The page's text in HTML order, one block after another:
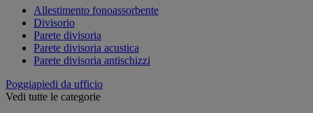
Allestimento fonoassorbente
Divisorio
Parete divisoria
Parete divisoria acustica
Parete divisoria antischizzi
Poggiapiedi da ufficio
Vedi tutte le categorie